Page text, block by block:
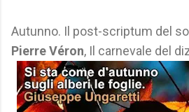
Autunno. Il post-scriptum del
Pierre Véron, Il carnevale del